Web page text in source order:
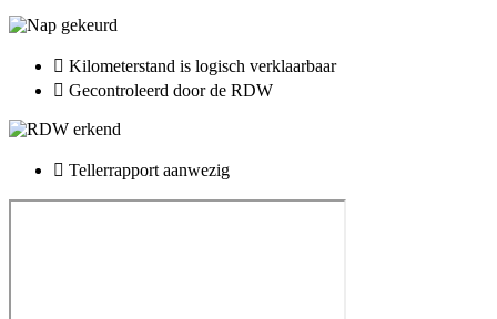
Kilometerstand is logisch verklaarbaar
Gecontroleerd door de RDW
Tellerrapport aanwezig